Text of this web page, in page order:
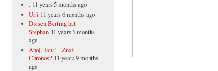
. 11 years 5 months ago
Urfi 11 years 6 months ago
Diesen Beitrag hat
Stephan 11 years 6 months
ago
Ahoj, Jana! Znaš
Chronos? 11 years 9 months
ago